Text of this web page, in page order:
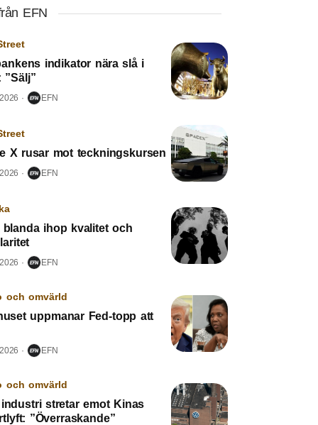
EFN
indikator nära slå i
”Sälj”
EFN
X rusar mot teckningskursen
EFN
blanda ihop kvalitet och
EFN
och omvärld
uppmanar Fed-topp att
EFN
och omvärld
stretar emot Kinas
”Överraskande”